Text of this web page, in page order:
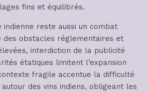
fins et équilibrés.
indienne reste aussi un combat
des obstacles réglementaires et
interdiction de la publicité
étatiques limitent l’expansion
fragile accentue la difficulté
des vins indiens, obligeant les